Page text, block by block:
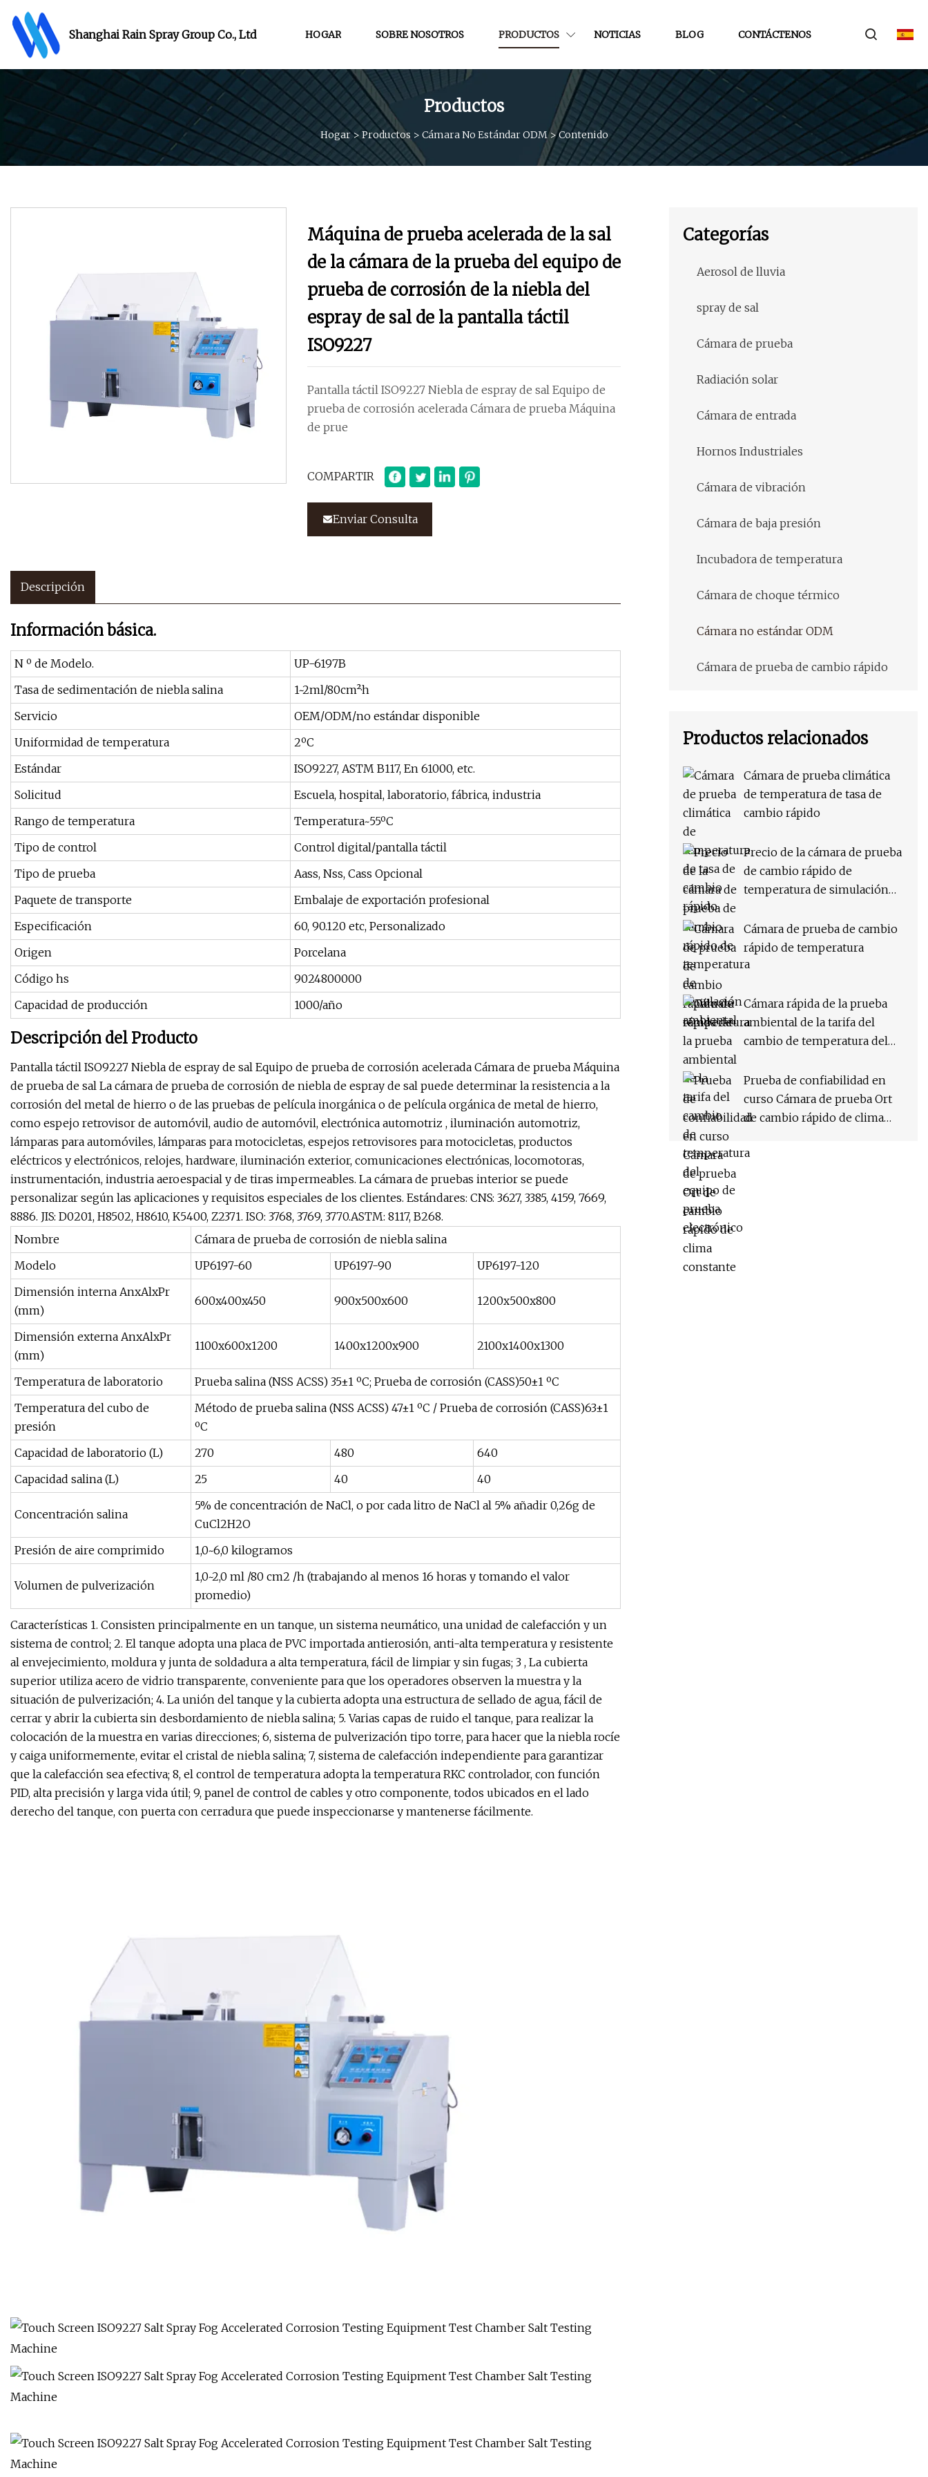
Shanghai Rain Spray Group Co., Ltd HOGAR SOBRE NOSOTROS PRODUCTOS NOTICIAS BLOG CONTÁCTENOS
Productos
Hogar> Productos > Cámara No Estándar ODM>Contenido
Máquina de prueba acelerada de la sal
de la cámara de la prueba del equipo de
prueba de corrosión de la niebla del
espray de sal de la pantalla táctil
ISO9227
Pantalla táctil ISO9227 Niebla de espray de sal Equipo de
prueba de corrosión acelerada Cámara de prueba Máquina
de prue
COMPARTIR
Enviar Consulta
Descripción
Información básica.
N º de Modelo.
UP-6197B
Tasa de sedimentación de niebla salina
1~2ml/80cm²·h
Servicio
OEM/ODM/no estándar disponible
Uniformidad de temperatura
2ºC
Estándar
ISO9227, ASTM B117, En 61000, etc.
Solicitud
Escuela, hospital, laboratorio, fábrica, industria
Rango de temperatura
Temperatura~55ºC
Tipo de control
Control digital/pantalla táctil
Tipo de prueba
Aass, Nss, Cass Opcional
Paquete de transporte
Embalaje de exportación profesional
Especificación
60, 90.120 etc, Personalizado
Origen
Porcelana
Código hs
9024800000
Capacidad de producción
1000/año
Descripción del Producto
Pantalla táctil ISO9227 Niebla de espray de sal Equipo de prueba de corrosión acelerada Cámara de prueba Máquina
de prueba de sal La cámara de prueba de corrosión de niebla de espray de sal puede determinar la resistencia a la
corrosión del metal de hierro o de las pruebas de película inorgánica o de película orgánica de metal de hierro,
como espejo retrovisor de automóvil, audio de automóvil, electrónica automotriz , iluminación automotriz,
lámparas para automóviles, lámparas para motocicletas, espejos retrovisores para motocicletas, productos
eléctricos y electrónicos, relojes, hardware, iluminación exterior, comunicaciones electrónicas, locomotoras,
instrumentación, industria aeroespacial y de tiras impermeables. La cámara de pruebas interior se puede
personalizar según las aplicaciones y requisitos especiales de los clientes. Estándares: CNS: 3627, 3385, 4159, 7669,
8886. JIS: D0201, H8502, H8610, K5400, Z2371. ISO: 3768, 3769, 3770.ASTM: 8117, B268.
Nombre
Cámara de prueba de corrosión de niebla salina
Modelo
UP6197-60 UP6197-90
UP6197-120
Dimensión interna AnxAlxPr
(mm)
600x400x450 900x500x600 1200x500x800
Dimensión externa AnxAlxPr
(mm)
1100x600x1200 1400x1200x900 2100x1400x1300
Temperatura de laboratorio
Prueba salina (NSS ACSS) 35±1 ºC; Prueba de corrosión (CASS)50±1 ºC
Temperatura del cubo de
presión
Método de prueba salina (NSS ACSS) 47±1 ºC / Prueba de corrosión (CASS)63±1
ºC
Capacidad de laboratorio (L)
270 480
640
Capacidad salina (L)
25 40 40
Concentración salina
5% de concentración de NaCl, o por cada litro de NaCl al 5% añadir 0,26g de
CuCl2H2O
Presión de aire comprimido
1,0~6,0 kilogramos
Volumen de pulverización
1,0~2,0 ml /80 cm2 /h (trabajando al menos 16 horas y tomando el valor
promedio)
Características 1. Consisten principalmente en un tanque, un sistema neumático, una unidad de calefacción y un
sistema de control; 2. El tanque adopta una placa de PVC importada antierosión, anti-alta temperatura y resistente
al envejecimiento, moldura y junta de soldadura a alta temperatura, fácil de limpiar y sin fugas; 3 , La cubierta
superior utiliza acero de vidrio transparente, conveniente para que los operadores observen la muestra y la
situación de pulverización; 4. La unión del tanque y la cubierta adopta una estructura de sellado de agua, fácil de
cerrar y abrir la cubierta sin desbordamiento de niebla salina; 5. Varias capas de ruido el tanque, para realizar la
colocación de la muestra en varias direcciones; 6, sistema de pulverización tipo torre, para hacer que la niebla rocíe
y caiga uniformemente, evitar el cristal de niebla salina; 7, sistema de calefacción independiente para garantizar
que la calefacción sea efectiva; 8, el control de temperatura adopta la temperatura RKC controlador, con función
PID, alta precisión y larga vida útil; 9, panel de control de cables y otro componente, todos ubicados en el lado
derecho del tanque, con puerta con cerradura que puede inspeccionarse y mantenerse fácilmente.
Categorías
Aerosol de lluvia
spray de sal
Cámara de prueba
Radiación solar
Cámara de entrada
Hornos Industriales
Cámara de vibración
Cámara de baja presión
Incubadora de temperatura
Cámara de choque térmico
Cámara no estándar ODM
Cámara de prueba de cambio rápido
Productos relacionados
Cámara de prueba climática
de temperatura de tasa de
cambio rápido
Precio de la cámara de prueba
de cambio rápido de
temperatura de simulación
Cámara de prueba de cambio
rápido de temperatura
Cámara rápida de la prueba
ambiental de la tarifa del
cambio de temperatura del
Prueba de confiabilidad en
curso Cámara de prueba Ort
de cambio rápido de clima